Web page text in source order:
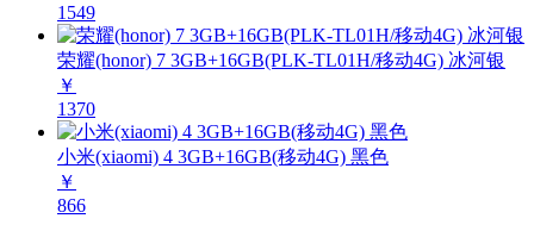
1549
荣耀(honor) 7 3GB+16GB(PLK-TL01H/移动4G) 冰河银
￥
1370
小米(xiaomi) 4 3GB+16GB(移动4G) 黑色
￥
866